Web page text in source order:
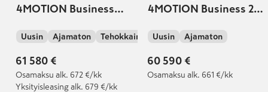
4MOTION Business
Uusin Ajamaton Tehokkain
61 580 €
Osamaksu alk. 672 €/kk
Yksityisleasing alk. 679 €/kk
4MOTION Business 250
Uusin Ajamaton
60 590 €
Osamaksu alk. 661 €/kk